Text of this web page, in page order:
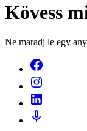
Kövess
Ne maradj le egy